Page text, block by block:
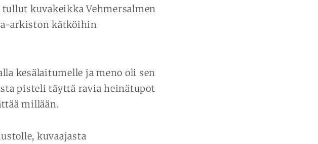
kuvakeikka Vehmersalmen
arkiston kätköihin
kesälaitumelle ja meno oli sen
pisteli täyttä ravia heinätupot
millään.
kuvaajasta